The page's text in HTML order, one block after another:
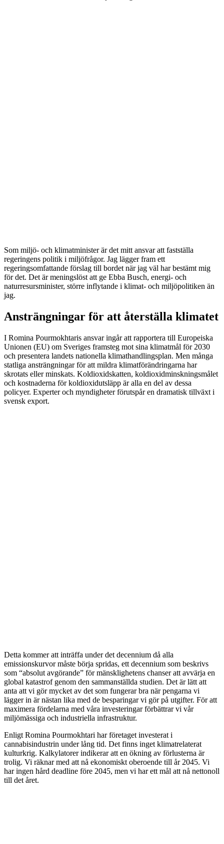
Som miljö- och klimatminister är det mitt ansvar att fastställa
regeringens politik i miljöfrågor. Jag lägger fram ett
regeringsomfattande förslag till bordet när jag väl har bestämt mig
för det. Det är meningslöst att ge Ebba Busch, energi- och
naturresursminister, större inflytande i klimat- och miljöpolitiken än
jag.
Ansträngningar för att återställa klimatet
I Romina Pourmokhtaris ansvar ingår att rapportera till Europeiska
Unionen (EU) om Sveriges framsteg mot sina klimatmål för 2030
och presentera landets nationella klimathandlingsplan. Men många
statliga ansträngningar för att mildra klimatförändringarna har
skrotats eller minskats. Koldioxidskatten, koldioxidminskningsmålet
och kostnaderna för koldioxidutsläpp är alla en del av dessa
policyer. Experter och myndigheter förutspår en dramatisk tillväxt i
svensk export.
Detta kommer att inträffa under det decennium då alla
emissionskurvor måste börja spridas, ett decennium som beskrivs
som “absolut avgörande” för mänsklighetens chanser att avvärja en
global katastrof genom den sammanställda studien. Det är lätt att
anta att vi gör mycket av det som fungerar bra när pengarna vi
lägger in är nästan lika med de besparingar vi gör på utgifter. För att
maximera fördelarna med våra investeringar förbättrar vi vår
miljömässiga och industriella infrastruktur.
Enligt Romina Pourmokhtari har företaget investerat i
cannabisindustrin under lång tid. Det finns inget klimatrelaterat
kulturkrig. Kalkylatorer indikerar att en ökning av förlusterna är
trolig. Vi räknar med att nå ekonomiskt oberoende till år 2045. Vi
har ingen hård deadline före 2045, men vi har ett mål att nå nettonoll
till det året.